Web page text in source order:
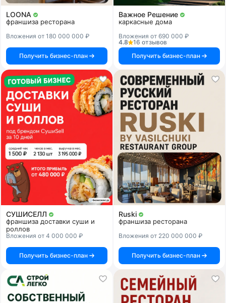
LOONA
франшиза ресторана
Вложения от 180 000 000 ₽
Получить бизнес-план
Важное Решение
каркасные дома
Вложения от 690 000 ₽
4.8
16 отзывов
Получить бизнес-план
СУШИСЕЛЛ
франшиза доставки суши и
роллов
Вложения от 4 000 000 ₽
Получить бизнес-план
Ruski
франшиза ресторана
Вложения от 220 000 000 ₽
Получить бизнес-план